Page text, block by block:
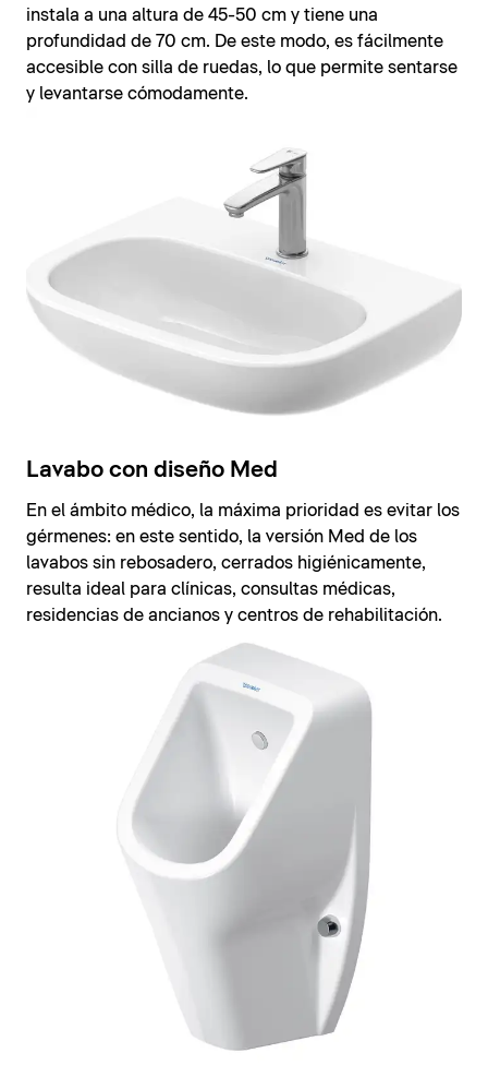
instala a una altura de 45-50 cm y tiene una
profundidad de 70 cm. De este modo, es fácilmente
accesible con silla de ruedas, lo que permite sentarse
y levantarse cómodamente.
Lavabo con diseño Med
En el ámbito médico, la máxima prioridad es evitar los
gérmenes: en este sentido, la versión Med de los
lavabos sin rebosadero, cerrados higiénicamente,
resulta ideal para clínicas, consultas médicas,
residencias de ancianos y centros de rehabilitación.